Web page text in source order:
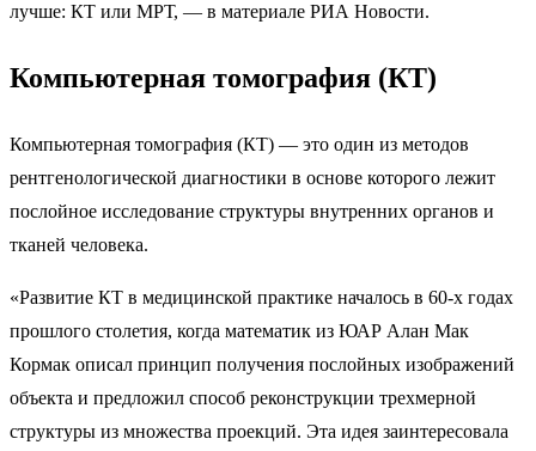
лучше: КТ или МРТ, — в материале РИА Новости.
Компьютерная томография (КТ)
Компьютерная томография (КТ) — это один из методов
рентгенологической диагностики в основе которого лежит
послойное исследование структуры внутренних органов и
тканей человека.
«Развитие КТ в медицинской практике началось в 60-х годах
прошлого столетия, когда математик из ЮАР Алан Мак
Кормак описал принцип получения послойных изображений
объекта и предложил способ реконструкции трехмерной
структуры из множества проекций. Эта идея заинтересовала